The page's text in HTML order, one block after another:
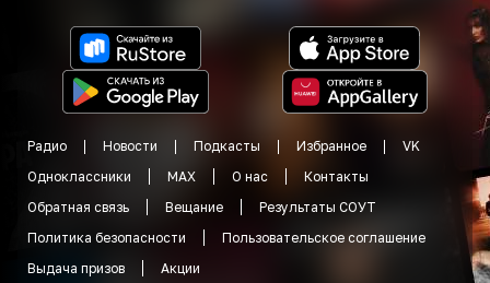
Радио Новости Подкасты Избранное
VK
Одноклассники
MAX О нас
Контакты
Обратная связь
Вещание
Результаты СОУТ
Политика безопасности
Пользовательское соглашение
Выдача призов
Акции